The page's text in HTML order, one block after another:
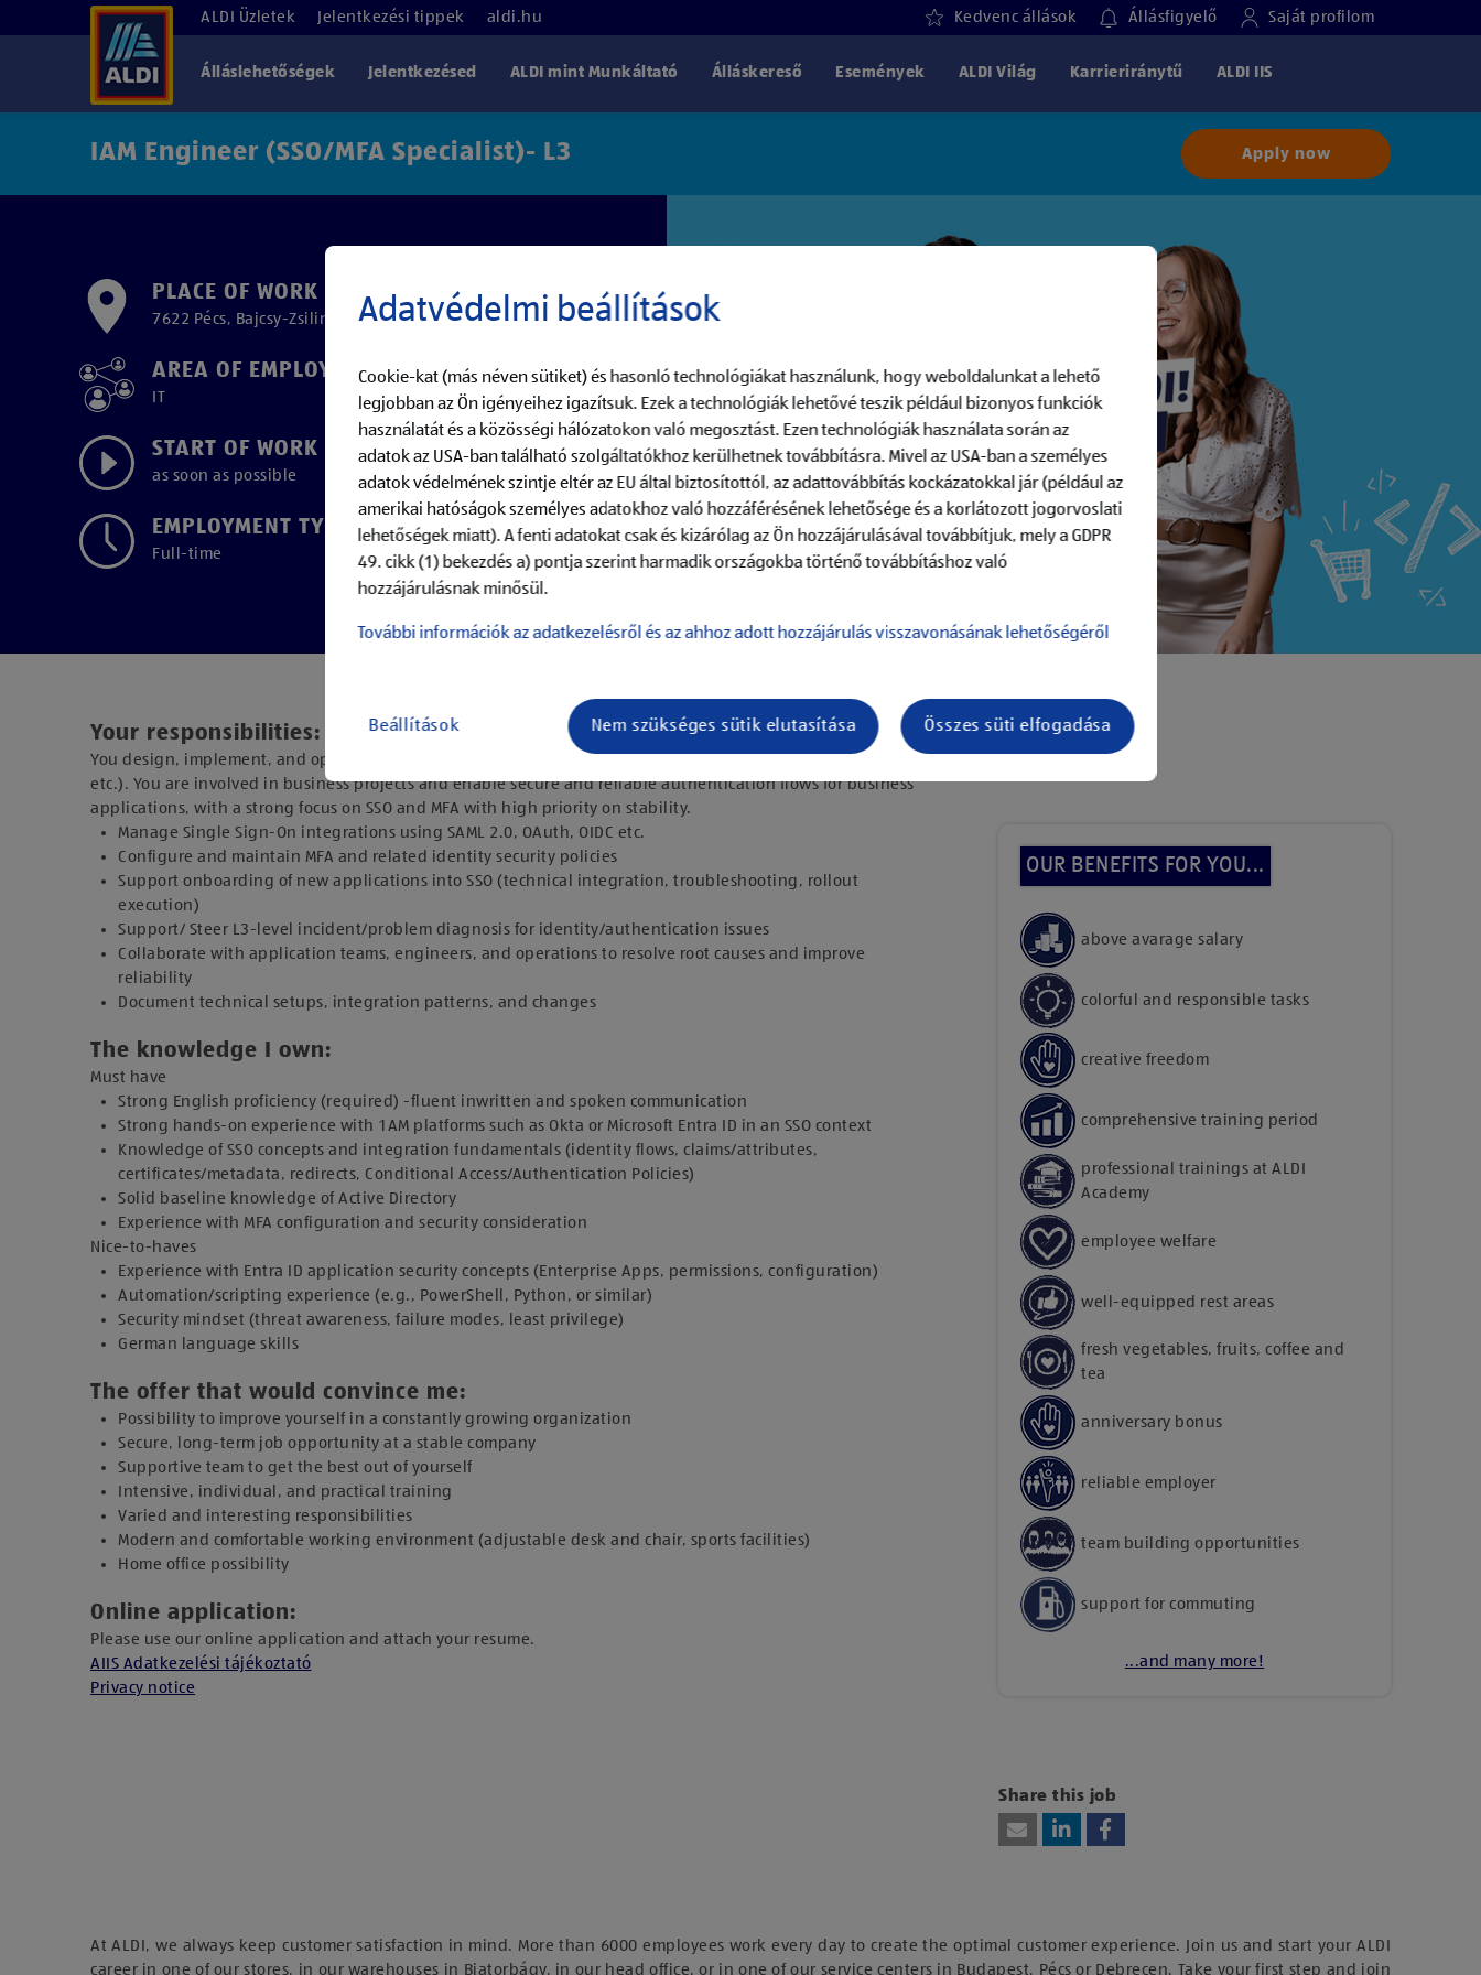
ALDI Üzletek Jelentkezési tippek aldi.hu Kedvenc állások Állásfigyelő Saját profilom
Álláslehetőségek Jelentkezésed ALDI mint Munkáltató Álláskereső Események ALDI Világ Karrieriránytű ALDI IIS
IAM Engineer (SSO/MFA Specialist)- L3 Apply now
PLACE OF WORK
7622 Pécs, Bajcsy-Zsilinszky utca 33.
AREA OF EMPLOYMENT
IT
START OF WORK
as soon as possible
EMPLOYMENT TYPE
Full-time
Your responsibilities:
You design, implement, and operate a state-of-the-art Identity Provider platform like Microsoft Entra ID, Okta,
etc.). You are involved in business projects and enable secure and reliable authentication flows for business
applications, with a strong focus on SSO and MFA with high priority on stability.
Manage Single Sign-On integrations using SAML 2.0, OAuth, OIDC etc.
Configure and maintain MFA and related identity security policies
Support onboarding of new applications into SSO (technical integration, troubleshooting, rollout
execution)
Support/ Steer L3-level incident/problem diagnosis for identity/authentication issues
Collaborate with application teams, engineers, and operations to resolve root causes and improve
reliability
Document technical setups, integration patterns, and changes
The knowledge I own:
Must have
Strong English proficiency (required) -fluent inwritten and spoken communication
Strong hands-on experience with 1AM platforms such as Okta or Microsoft Entra ID in an SSO context
Knowledge of SSO concepts and integration fundamentals (identity flows, claims/attributes,
certificates/metadata, redirects, Conditional Access/Authentication Policies)
Solid baseline knowledge of Active Directory
Experience with MFA configuration and security consideration
Nice-to-haves
Experience with Entra ID application security concepts (Enterprise Apps, permissions, configuration)
Automation/scripting experience (e.g., PowerShell, Python, or similar)
Security mindset (threat awareness, failure modes, least privilege)
German language skills
The offer that would convince me:
Possibility to improve yourself in a constantly growing organization
Secure, long-term job opportunity at a stable company
Supportive team to get the best out of yourself
Intensive, individual, and practical training
Varied and interesting responsibilities
Modern and comfortable working environment (adjustable desk and chair, sports facilities)
Home office possibility
Online application:
Please use our online application and attach your resume.
AIIS Adatkezelési tájékoztató
Privacy notice
add to job list
OUR BENEFITS FOR YOU...
above avarage salary
colorful and responsible tasks
creative freedom
comprehensive training period
professional trainings at ALDI
Academy
employee welfare
well-equipped rest areas
fresh vegetables, fruits, coffee and
tea
anniversary bonus
reliable employer
team building opportunities
support for commuting
...and many more!
harmadik fél szolgáltatásainak vagy
technológiájának használatához.
Share this job
At ALDI, we always keep customer satisfaction in mind. More than 6000 employees work every day to create the optimal customer experience. Join us and start your ALDI
career in one of our stores, in our warehouses in Biatorbágy, in our head office, or in one of our service centers in Budapest, Pécs or Debrecen. Take your first step and join
Adatvédelmi beállítások
Cookie-kat (más néven sütiket) és hasonló technológiákat használunk, hogy weboldalunkat a lehető
legjobban az Ön igényeihez igazítsuk. Ezek a technológiák lehetővé teszik például bizonyos funkciók
használatát és a közösségi hálózatokon való megosztást. Ezen technológiák használata során az
adatok az USA-ban található szolgáltatókhoz kerülhetnek továbbításra. Mivel az USA-ban a személyes
adatok védelmének szintje eltér az EU által biztosítottól, az adattovábbítás kockázatokkal jár (például az
amerikai hatóságok személyes adatokhoz való hozzáférésének lehetősége és a korlátozott jogorvoslati
lehetőségek miatt). A fenti adatokat csak és kizárólag az Ön hozzájárulásával továbbítjuk, mely a GDPR
49. cikk (1) bekezdés a) pontja szerint harmadik országokba történő továbbításhoz való
hozzájárulásnak minősül.
További információk az adatkezelésről és az ahhoz adott hozzájárulás visszavonásának lehetőségéről
Beállítások Nem szükséges sütik elutasítása Összes süti elfogadása